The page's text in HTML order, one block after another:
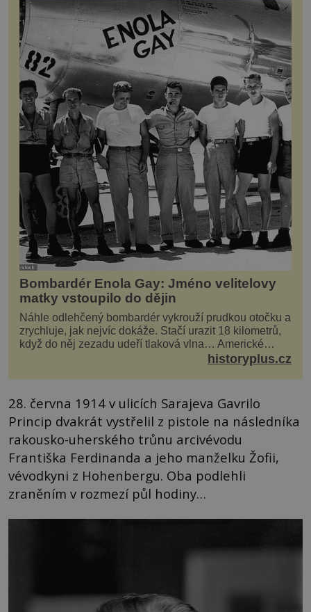
Bombardér Enola Gay: Jméno velitelovy
matky vstoupilo do dějin
Náhle odlehčený bombardér vykrouží prudkou otočku a
zrychluje, jak nejvíc dokáže. Stačí urazit 18 kilometrů,
když do něj zezadu udeří tlaková vlna… Americké
rozhodnutí svrhnout ničivou jadernou bombu ...historyplus.cz
28. června 1914 v ulicích Sarajeva Gavrilo
Princip dvakrát vystřelil z pistole na následníka
rakousko-uherského trůnu arcivévodu
Františka Ferdinanda a jeho manželku Žofii,
vévodkyni z Hohenbergu. Oba podlehli
zraněním v rozmezí půl hodiny…